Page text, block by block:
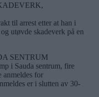
til arrest etter at han i
utøvde skadeverk på en
SENTRUM
i Sauda sentrum, fire
anmeldes for
er i slutten av 30-